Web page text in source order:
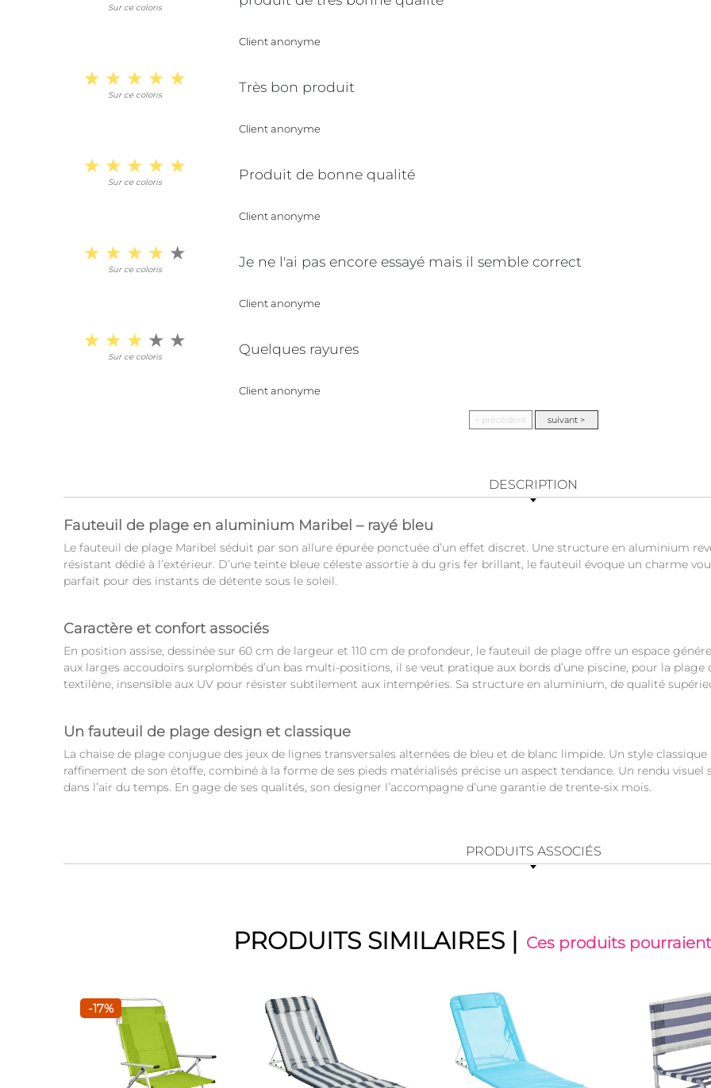
Sur ce coloris
Client anonyme
Sur ce coloris Très bon produit
Client anonyme
Sur ce coloris Produit de bonne qualité
Client anonyme
Sur ce coloris Je ne l'ai pas encore essayé mais il semble correct
Client anonyme
Sur ce coloris Quelques rayures
Client anonyme
DESCRIPTION
Fauteuil de plage en aluminium Maribel – rayé bleu
Le fauteuil de plage Maribel séduit par son allure épurée ponctuée d’un effet discret. Une structure en aluminium
résistant dédié à l’extérieur. D’une teinte bleue céleste assortie à du gris fer brillant, le fauteuil évoque un charme
parfait pour des instants de détente sous le soleil.
Caractère et confort associés
En position assise, dessinée sur 60 cm de largeur et 110 cm de profondeur, le fauteuil de plage offre un espace
aux larges accoudoirs surplombés d’un bas multi-positions, il se veut pratique aux bords d’une piscine, pour la
textilène, insensible aux UV pour résister subtilement aux intempéries. Sa structure en aluminium, de qualité
Un fauteuil de plage design et classique
La chaise de plage conjugue des jeux de lignes transversales alternées de bleu et de blanc limpide. Un style
raffinement de son étoffe, combiné à la forme de ses pieds matérialisés précise un aspect tendance. Un rendu
dans l’air du temps. En gage de ses qualités, son designer l’accompagne d’une garantie de trente-six mois.
PRODUITS ASSOCIÉS
PRODUITS SIMILAIRES | Ces produits
-17%